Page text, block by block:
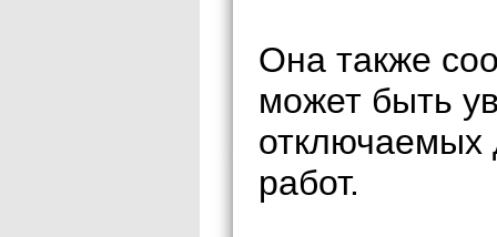
Она также
может быть
отключаемых
работ.